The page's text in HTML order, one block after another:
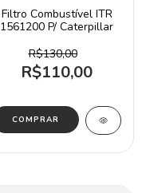
Filtro Combustível ITR
1561200 P/ Caterpillar
R$130,00
R$110,00